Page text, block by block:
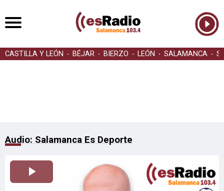
CASTILLA Y LEÓN BÉJAR BIERZO LEÓN SALAMANCA
Audio: Salamanca Es Deporte
Reproducir